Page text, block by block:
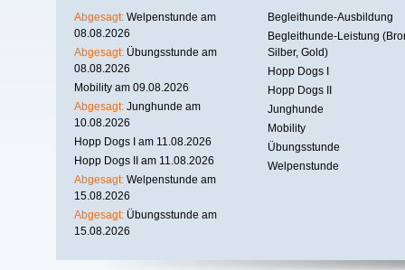
Abgesagt: Welpenstunde am
08.08.2026
Abgesagt: Übungsstunde am
08.08.2026
Mobility am 09.08.2026
Abgesagt: Junghunde am
10.08.2026
Hopp Dogs I am 11.08.2026
Hopp Dogs II am 11.08.2026
Abgesagt: Welpenstunde am
15.08.2026
Abgesagt: Übungsstunde am
15.08.2026
Begleithunde-Ausbildung
Begleithunde-Leistung
Silber, Gold)
Hopp Dogs I
Hopp Dogs II
Junghunde
Mobility
Übungsstunde
Welpenstunde